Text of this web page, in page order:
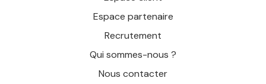
Espace partenaire
Recrutement
Qui sommes-nous ?
Nous contacter